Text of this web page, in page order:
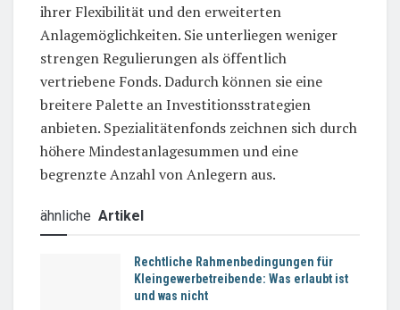
ihrer Flexibilität und den erweiterten
Anlagemöglichkeiten. Sie unterliegen weniger
strengen Regulierungen als öffentlich
vertriebene Fonds. Dadurch können sie eine
breitere Palette an Investitionsstrategien
anbieten. Spezialitätenfonds zeichnen sich durch
höhere Mindestanlagesummen und eine
begrenzte Anzahl von Anlegern aus.
ähnliche Artikel
Rechtliche Rahmenbedingungen für
Kleingewerbetreibende: Was erlaubt ist
und was nicht